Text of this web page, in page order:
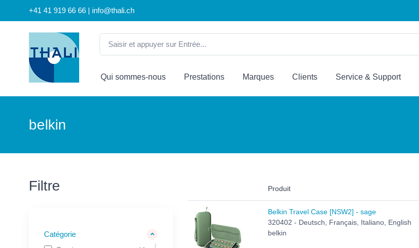
+41 41 919 66 66 | info@thali.ch
Qui sommes-nous Prestations Marques Clients Service & Support
belkin
Filtre
Catégorie
Produit
Belkin Travel Case [NSW2] - sage
320402 - Deutsch, Français, Italiano, English
belkin